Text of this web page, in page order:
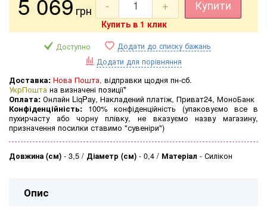
грн - + Купити
Купить в 1 клик
Доступно
Додати до списку бажань
Додати для порівняння
Доставка: Нова Пошта, відправки щодня пн-сб.
УкрПошта на визначені позиції*
Оплата: Онлайн LiqPay, Накладений платіж, Приват24, МоноБанк
Конфіденційність: 100% конфіденційність (упаковуємо все в
пухирчасту або чорну плівку, не вказуємо назву магазину,
призначення посилки ставимо "сувеніри")
Довжина (см) - 3,5 Діаметр (см) - 0,4 Матеріал - Силікон
Опис